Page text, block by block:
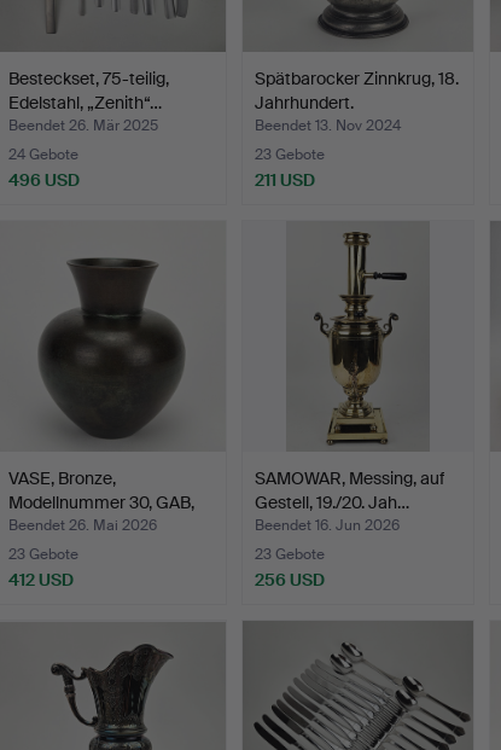
Besteckset, 75-teilig,
Edelstahl, „Zenith“…
Beendet 26. Mär 2025
24 Gebote
496 USD
Spätbarocker Zinnkrug, 18.
Jahrhundert.
Beendet 13. Nov 2024
23 Gebote
211 USD
VASE, Bronze,
Modellnummer 30, GAB,
Stockh…
Beendet 26. Mai 2026
23 Gebote
412 USD
SAMOWAR, Messing, auf
Gestell, 19./20. Jah…
Beendet 16. Jun 2026
23 Gebote
256 USD